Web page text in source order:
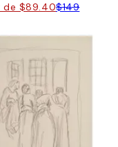
de $89.40$149